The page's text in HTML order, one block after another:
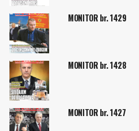
MONITOR br. 1429
MONITOR br. 1428
MONITOR br. 1427